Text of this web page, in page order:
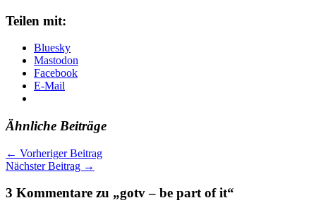
Teilen mit:
Bluesky
Mastodon
Facebook
E-Mail
Ähnliche Beiträge
← Vorheriger Beitrag
Nächster Beitrag →
3 Kommentare zu „gotv – be part of it“